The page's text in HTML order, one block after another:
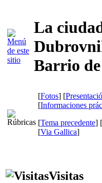
La
Barrio
[Fotos] [
[Informaciones
[Tema precedente] [
[Via Gallica]
Visitas